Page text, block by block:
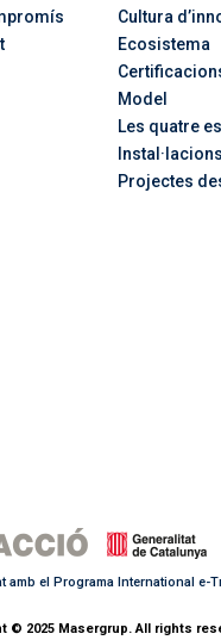
Cultura
Ecosistema
Model
Les quatre
Projectes
amb el Programa International e-
© 2025 Masergrup. All rights